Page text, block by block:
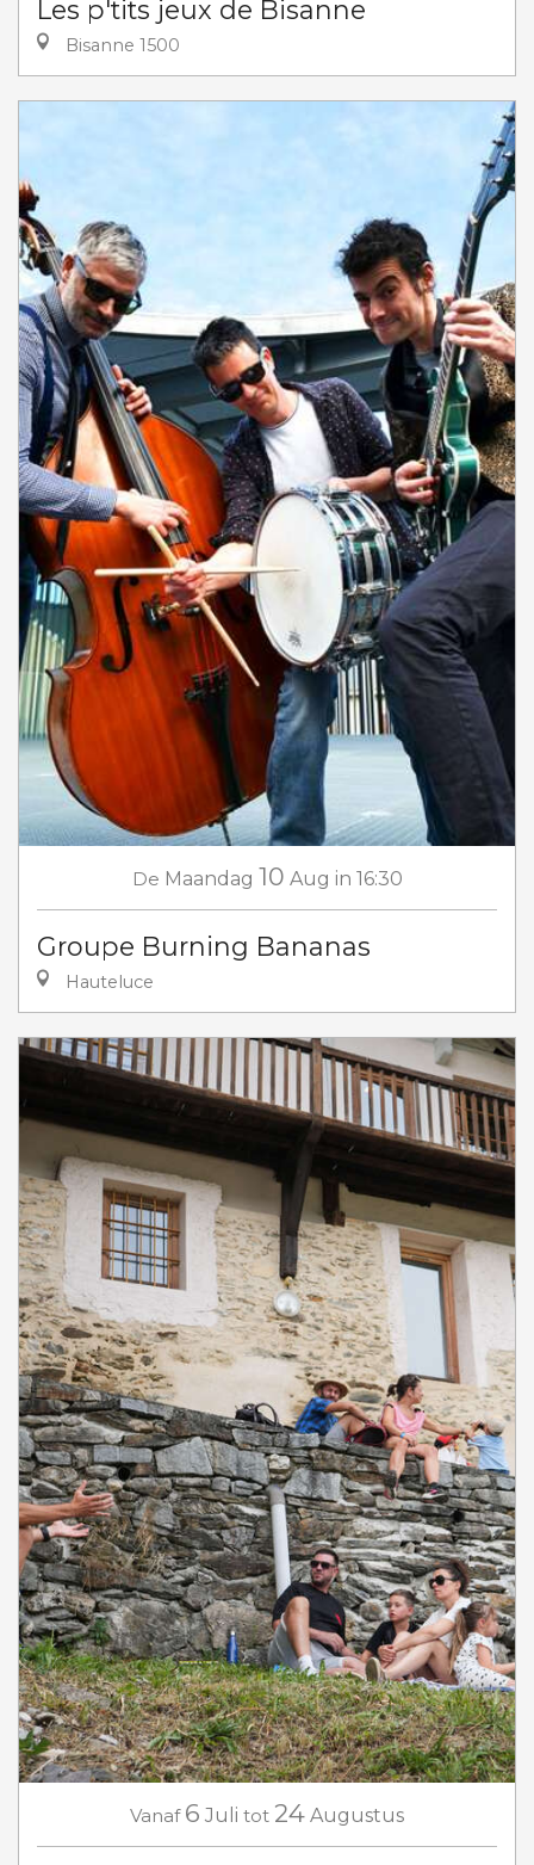
Les p'tits jeux de Bisanne
Bisanne 1500
De Maandag 10 Aug in 16:30
Groupe Burning Bananas
Hauteluce
Vanaf 6 Juli tot 24 Augustus